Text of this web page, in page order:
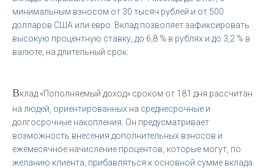
минимальным взносом от 30 тысяч рублей и от 500
долларов США или евро. Вклад позволяет зафиксировать
высокую процентную ставку, до 6,8 % в рублях и до 3,2 % в
валюте, на длительный срок.
Вклад «Пополняемый доход» сроком от 181 дня рассчитан
на людей, ориентированных на среднесрочные и
долгосрочные накопления. Он предусматривает
возможность внесения дополнительных взносов и
ежемесячное начисление процентов, которые могут, по
желанию клиента, прибавляться к основной сумме вклада.